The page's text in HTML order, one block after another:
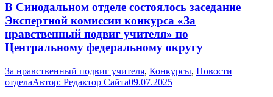
В Синодальном отделе состоялось заседание
Экспертной комиссии конкурса «За
нравственный подвиг учителя» по
Центральному федеральному округу
За нравственный подвиг учителя, Конкурсы, Новости
отделаАвтор: Редактор Сайта09.07.2025